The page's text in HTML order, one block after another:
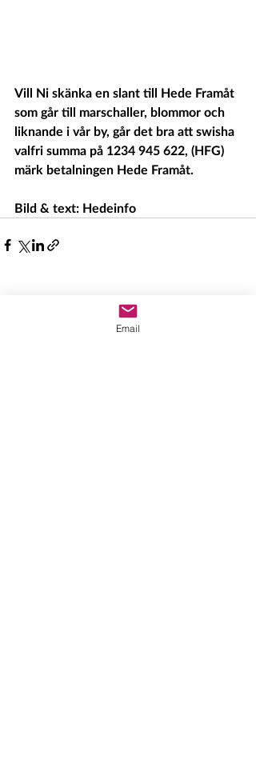
Vill Ni skänka en slant till Hede Framåt
som går till marschaller, blommor och
liknande i vår by, går det bra att swisha
valfri summa på 1234 945 622, (HFG)
märk betalningen Hede Framåt.
Bild & text: Hedeinfo
Email